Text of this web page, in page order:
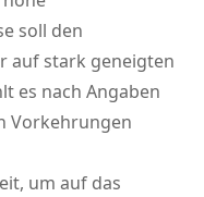
soll den
auf stark geneigten
es nach Angaben
Vorkehrungen
um auf das